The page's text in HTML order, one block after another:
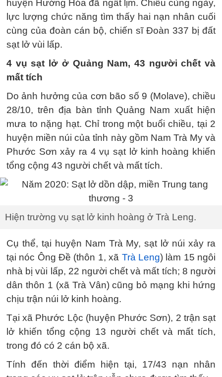
huyện Hướng Hóa đã ngất lịm. Chiều cùng ngày,
lực lượng chức năng tìm thấy hai nạn nhân cuối
cùng của đoàn cán bộ, chiến sĩ Đoàn 337 bị đất
sạt lở vùi lấp.
4 vụ sạt lở ở Quảng Nam, 43 người chết và
mất tích
Do ảnh hưởng của cơn bão số 9 (Molave), chiều
28/10, trên địa bàn tỉnh Quảng Nam xuất hiện
mưa to nặng hạt. Chỉ trong một buổi chiều, tại 2
huyện miền núi của tỉnh này gồm Nam Trà My và
Phước Sơn xảy ra 4 vụ sạt lở kinh hoàng khiến
tổng cộng 43 người chết và mất tích.
Hiện trường vụ sạt lở kinh hoàng ở Trà Leng.
Cụ thể, tại huyện Nam Trà My, sạt lở núi xảy ra
tại nóc Ông Đề (thôn 1, xã Trà Leng) làm 15 ngôi
nhà bị vùi lấp, 22 người chết và mất tích; 8 người
dân thôn 1 (xã Trà Vân) cũng bỏ mạng khi hứng
chịu trận núi lở kinh hoàng.
Tại xã Phước Lộc (huyện Phước Sơn), 2 trận sạt
lở khiến tổng cộng 13 người chết và mất tích,
trong đó có 2 cán bộ xã.
Tính đến thời điểm hiện tại, 17/43 nạn nhân